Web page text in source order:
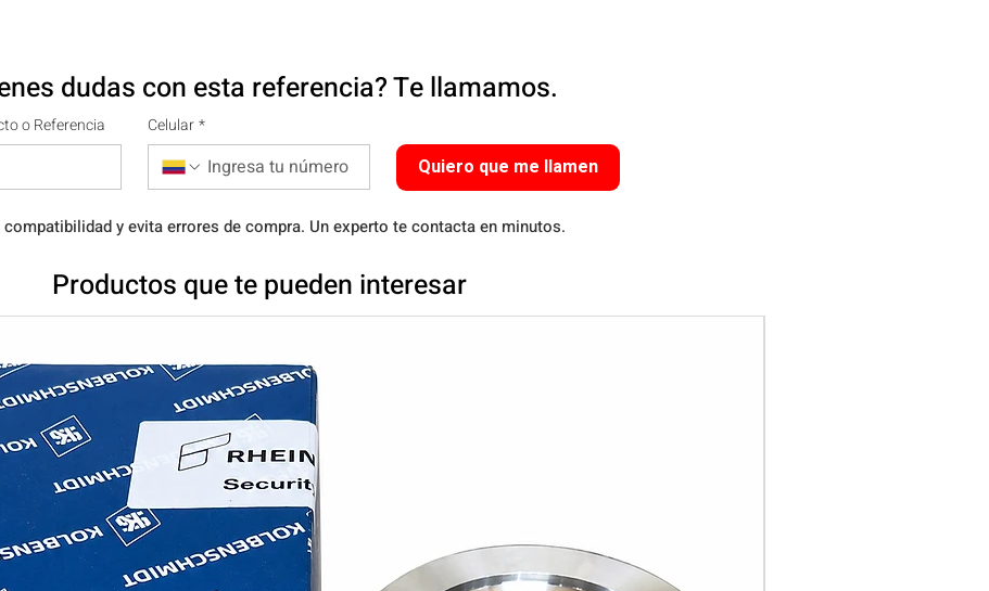
dudas con esta referencia? Te llamamos.
o Referencia Celular *
Quiero que me llamen
y evita errores de compra. Un experto te contacta en minutos.
Productos que te pueden interesar